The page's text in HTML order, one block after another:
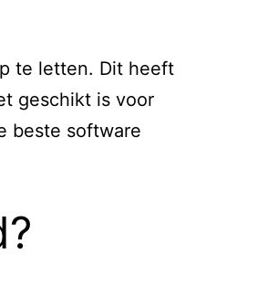
te letten. Dit heeft
geschikt is voor
beste software